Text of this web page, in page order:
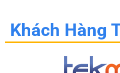
Khách Hàng